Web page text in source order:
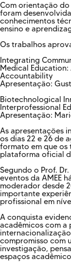
Nossas Unidades
Revista
PRIVACIDADE
Fale com o nosso
Com orientação do
foram
conhecimentos
ensino e
Os trabalhos
Integrating
Medical Education:
Accountability
Apresentação:
Biotechnological
Interprofessional
Apresentação:
As apresentações
os dias 22 e 26 de
formato em que os
plataforma oficial
Segundo o Prof.
eventos da AMEE
moderador desde
importante
profissional em
A conquista
acadêmicos com
compromisso com
investigação,
espaços